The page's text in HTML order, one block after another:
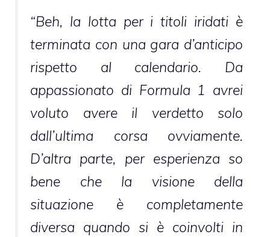
“Beh, la lotta per i titoli iridati è
terminata con una gara d’anticipo
rispetto al calendario. Da
appassionato di Formula 1 avrei
voluto avere il verdetto solo
dall’ultima corsa ovviamente.
D’altra parte, per esperienza so
bene che la visione della
situazione è completamente
diversa quando si è coinvolti in